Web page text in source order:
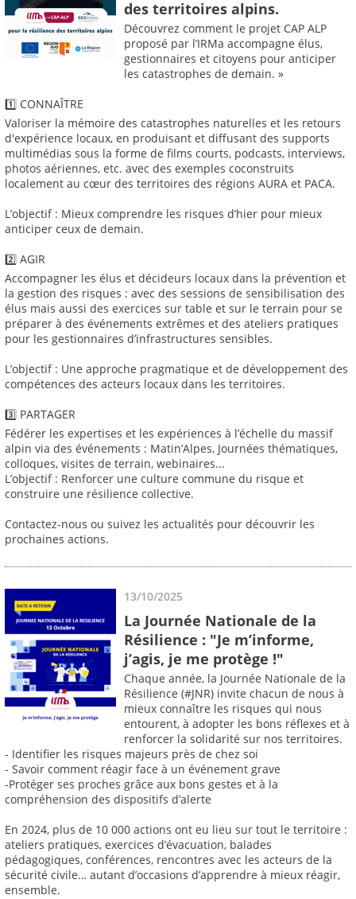
des territoires alpins.
Découvrez comment le projet CAP ALP
proposé par l’IRMa accompagne élus,
gestionnaires et citoyens pour anticiper
les catastrophes de demain. »
1️⃣ CONNAÎTRE
Valoriser la mémoire des catastrophes naturelles et les retours
d'expérience locaux, en produisant et diffusant des supports
multimédias sous la forme de films courts, podcasts, interviews,
photos aériennes, etc. avec des exemples coconstruits
localement au cœur des territoires des régions AURA et PACA.
L’objectif : Mieux comprendre les risques d’hier pour mieux
anticiper ceux de demain.
2️⃣ AGIR
Accompagner les élus et décideurs locaux dans la prévention et
la gestion des risques : avec des sessions de sensibilisation des
élus mais aussi des exercices sur table et sur le terrain pour se
préparer à des événements extrêmes et des ateliers pratiques
pour les gestionnaires d’infrastructures sensibles.
L’objectif : Une approche pragmatique et de développement des
compétences des acteurs locaux dans les territoires.
3️⃣ PARTAGER
Fédérer les expertises et les expériences à l’échelle du massif
alpin via des événements : Matin’Alpes, Journées thématiques,
colloques, visites de terrain, webinaires...
L’objectif : Renforcer une culture commune du risque et
construire une résilience collective.
Contactez-nous ou suivez les actualités pour découvrir les
prochaines actions.
13/10/2025
La Journée Nationale de la
Résilience : "Je m’informe,
j’agis, je me protège !"
Chaque année, la Journée Nationale de la
Résilience (#JNR) invite chacun de nous à
mieux connaître les risques qui nous
entourent, à adopter les bons réflexes et à
renforcer la solidarité sur nos territoires.
- Identifier les risques majeurs près de chez soi
- Savoir comment réagir face à un événement grave
-Protéger ses proches grâce aux bons gestes et à la
compréhension des dispositifs d’alerte
En 2024, plus de 10 000 actions ont eu lieu sur tout le territoire :
ateliers pratiques, exercices d’évacuation, balades
pédagogiques, conférences, rencontres avec les acteurs de la
sécurité civile… autant d’occasions d’apprendre à mieux réagir,
ensemble.